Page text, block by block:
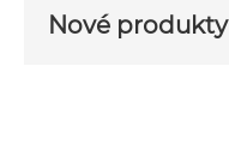
Nové produkty